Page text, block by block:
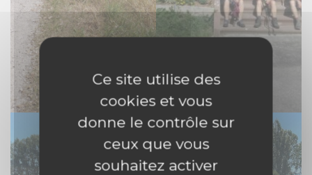
Ce site utilise des
cookies et vous
donne le contrôle sur
ceux que vous
souhaitez activer